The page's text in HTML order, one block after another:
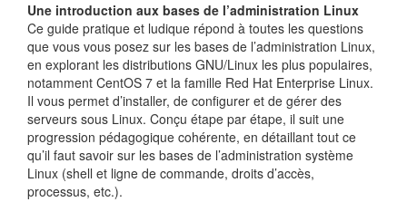
Une introduction aux bases de l’administration Linux
Ce guide pratique et ludique répond à toutes les questions
que vous vous posez sur les bases de l’administration Linux,
en explorant les distributions GNU/Linux les plus populaires,
notamment CentOS 7 et la famille Red Hat Enterprise Linux.
Il vous permet d’installer, de configurer et de gérer des
serveurs sous Linux. Conçu étape par étape, il suit une
progression pédagogique cohérente, en détaillant tout ce
qu’il faut savoir sur les bases de l’administration système
Linux (shell et ligne de commande, droits d’accès,
processus, etc.).